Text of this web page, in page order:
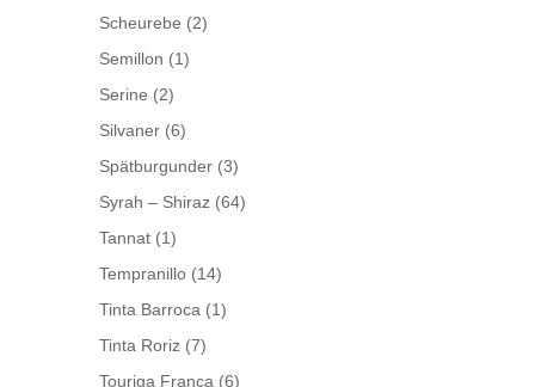
Scheurebe (2)
Semillon (1)
Serine (2)
Silvaner (6)
Spätburgunder (3)
Syrah – Shiraz (64)
Tannat (1)
Tempranillo (14)
Tinta Barroca (1)
Tinta Roriz (7)
Touriga Franca (6)